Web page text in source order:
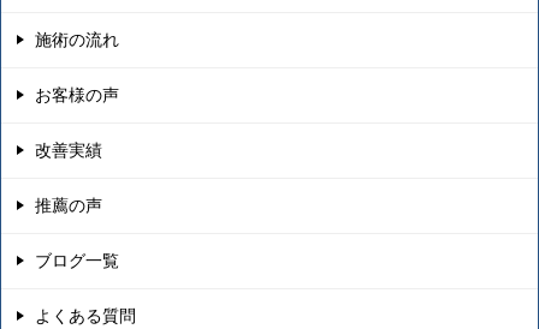
施術の流れ
お客様の声
改善実績
推薦の声
ブログ一覧
よくある質問